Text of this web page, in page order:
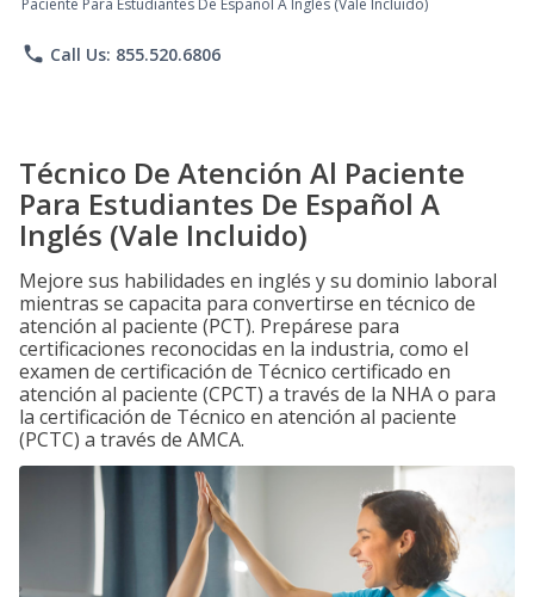
Paciente Para Estudiantes De Español A Inglés (Vale Incluido)
phone Call Us: 855.520.6806
Técnico De Atención Al Paciente
Para Estudiantes De Español A
Inglés (Vale Incluido)
Mejore sus habilidades en inglés y su dominio laboral
mientras se capacita para convertirse en técnico de
atención al paciente (PCT). Prepárese para
certificaciones reconocidas en la industria, como el
examen de certificación de Técnico certificado en
atención al paciente (CPCT) a través de la NHA o para
la certificación de Técnico en atención al paciente
(PCTC) a través de AMCA.